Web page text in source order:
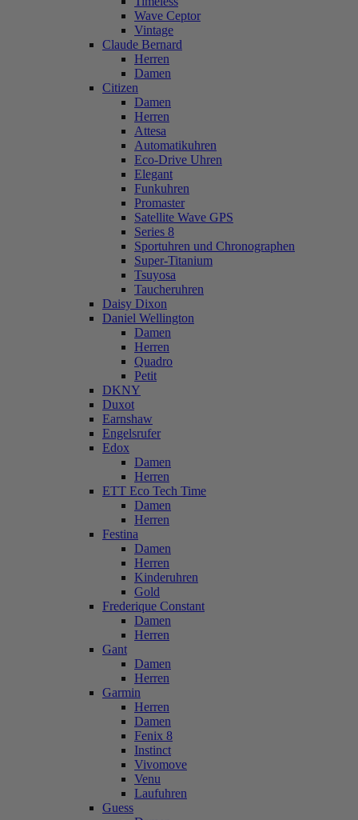
Wave Ceptor
Vintage
Claude Bernard
Herren
Damen
Citizen
Damen
Herren
Attesa
Automatikuhren
Eco-Drive Uhren
Elegant
Funkuhren
Promaster
Satellite Wave GPS
Series 8
Sportuhren und Chronographen
Super-Titanium
Tsuyosa
Taucheruhren
Daisy Dixon
Daniel Wellington
Damen
Herren
Quadro
Petit
DKNY
Duxot
Earnshaw
Engelsrufer
Edox
Damen
Herren
ETT Eco Tech Time
Damen
Herren
Festina
Damen
Herren
Kinderuhren
Gold
Frederique Constant
Damen
Herren
Gant
Damen
Herren
Garmin
Herren
Damen
Fenix 8
Instinct
Vivomove
Venu
Laufuhren
Guess